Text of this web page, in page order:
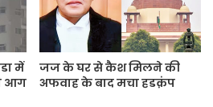
में
आग
जज के घर से कैश मिलने की
अफवाह के बाद मचा हडक़ंप